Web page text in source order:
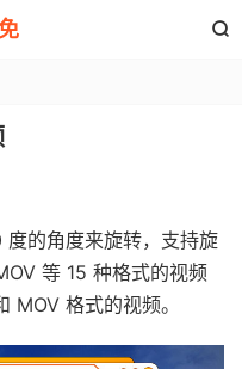

的角度来旋转，支持旋
等 15 种格式的视频
MOV 格式的视频。